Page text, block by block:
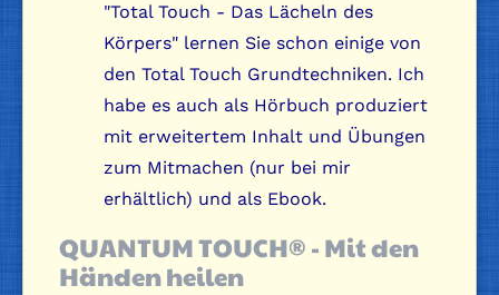
"Total Touch - Das Lächeln des
Körpers" lernen Sie schon einige von
den Total Touch Grundtechniken. Ich
habe es auch als Hörbuch produziert
mit erweitertem Inhalt und Übungen
zum Mitmachen (nur bei mir
erhältlich) und als Ebook.
QUANTUM TOUCH® - Mit den
Händen heilen